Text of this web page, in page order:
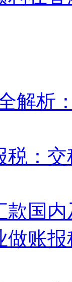
解析
税：
款国
做账